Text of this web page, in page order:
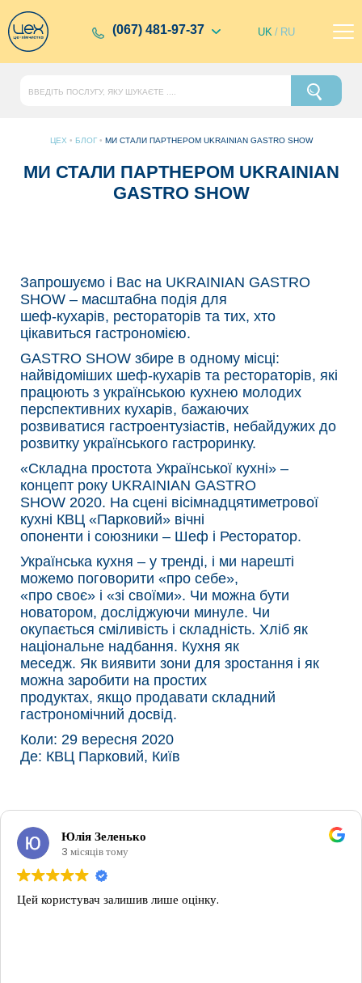
(067) 481-97-37 UK / RU
ЦЕХ • БЛОГ• МИ СТАЛИ ПАРТНЕРОМ UKRAINIAN GASTRO SHOW
МИ СТАЛИ ПАРТНЕРОМ UKRAINIAN
GASTRO SHOW
Запрошуємо і Вас на UKRAINIAN GASTRO
SHOW – масштабна подія для
шеф-кухарів, рестораторів та тих, хто
цікавиться гастрономією.
GASTRO SHOW збире в одному місці:
найвідоміших шеф-кухарів та рестораторів, які
працюють з українською кухнею молодих
перспективних кухарів, бажаючих
розвиватися гастроентузіастів, небайдужих до
розвитку українського гастроринку.
«Складна простота Української кухні» –
концепт року UKRAINIAN GASTRO
SHOW 2020. На сцені вісімнадцятиметрової
кухні КВЦ «Парковий» вічні
опоненти і союзники – Шеф і Ресторатор.
Українська кухня – у тренді, і ми нарешті
можемо поговорити «про себе»,
«про своє» і «зі своїми». Чи можна бути
новатором, досліджуючи минуле. Чи
окупається сміливість і складність. Хліб як
національне надбання. Кухня як
меседж. Як виявити зони для зростання і як
можна заробити на простих
продуктах, якщо продавати складний
гастрономічний досвід.
Коли: 29 вересня 2020
Де: КВЦ Парковий, Київ
Юлія Зеленько
3 місяців тому
Цей користувач залишив лише оцінку.